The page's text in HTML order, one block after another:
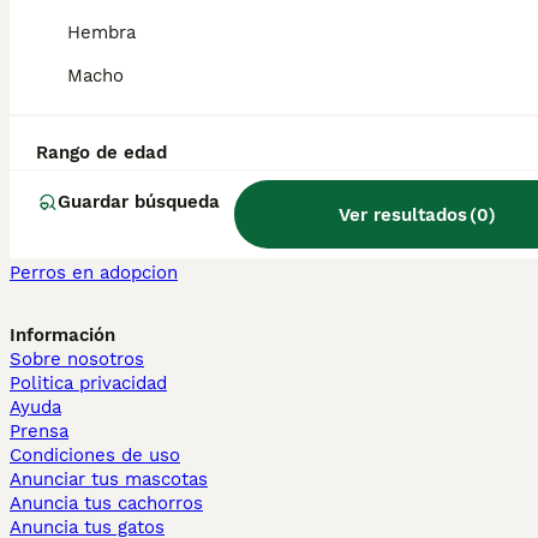
Hembra
Macho
Rango de edad
Guardar búsqueda
Ver resultados(0)
Persa en venta
Bulldog Francés en Madrid
Chihuahua en Sevilla
Bulldog Francés en Galicia
Caniche Toy en venta en Barcelona
Perros en adopcion
Información
Sobre nosotros
Politica privacidad
Ayuda
Prensa
Condiciones de uso
Anunciar tus mascotas
Anuncia tus cachorros
Anuncia tus gatos